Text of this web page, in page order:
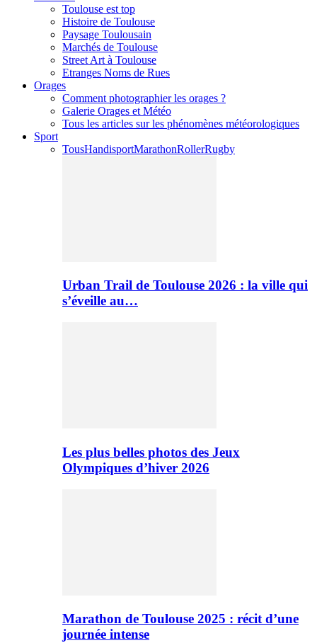
Toulouse est top
Histoire de Toulouse
Paysage Toulousain
Marchés de Toulouse
Street Art à Toulouse
Etranges Noms de Rues
Orages
Comment photographier les orages ?
Galerie Orages et Météo
Tous les articles sur les phénomènes météorologiques
Sport
TousHandisportMarathonRollerRugby
Urban Trail de Toulouse 2026 : la ville qui
s’éveille au…
Les plus belles photos des Jeux
Olympiques d’hiver 2026
Marathon de Toulouse 2025 : récit d’une
journée intense